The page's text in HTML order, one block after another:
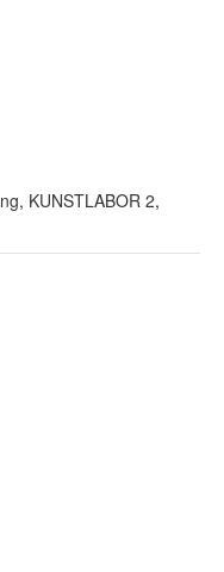
, KUNSTLABOR 2,